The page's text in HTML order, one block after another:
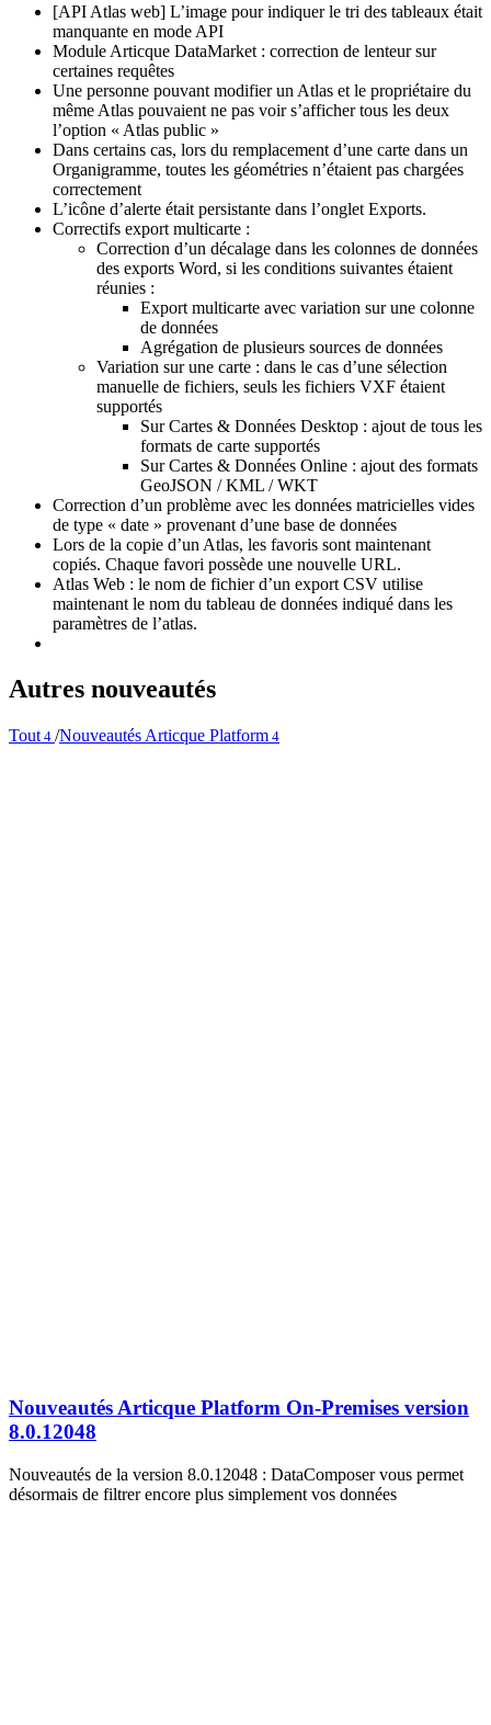
[API Atlas web] L’image pour indiquer le tri des tableaux était
manquante en mode API
Module Articque DataMarket : correction de lenteur sur
certaines requêtes
Une personne pouvant modifier un Atlas et le propriétaire du
même Atlas pouvaient ne pas voir s’afficher tous les deux
l’option « Atlas public »
Dans certains cas, lors du remplacement d’une carte dans un
Organigramme, toutes les géométries n’étaient pas chargées
correctement
L’icône d’alerte était persistante dans l’onglet Exports.
Correctifs export multicarte :
Correction d’un décalage dans les colonnes de données
des exports Word, si les conditions suivantes étaient
réunies :
Export multicarte avec variation sur une colonne
de données
Agrégation de plusieurs sources de données
Variation sur une carte : dans le cas d’une sélection
manuelle de fichiers, seuls les fichiers VXF étaient
supportés
Sur Cartes & Données Desktop : ajout de tous les
formats de carte supportés
Sur Cartes & Données Online : ajout des formats
GeoJSON / KML / WKT
Correction d’un problème avec les données matricielles vides
de type « date » provenant d’une base de données
Lors de la copie d’un Atlas, les favoris sont maintenant
copiés. Chaque favori possède une nouvelle URL.
Atlas Web : le nom de fichier d’un export CSV utilise
maintenant le nom du tableau de données indiqué dans les
paramètres de l’atlas.
Autres nouveautés
Tout4 /Nouveautés Articque Platform 4
Nouveautés Articque Platform On-Premises version
8.0.12048
Nouveautés de la version 8.0.12048 : DataComposer vous permet
désormais de filtrer encore plus simplement vos données